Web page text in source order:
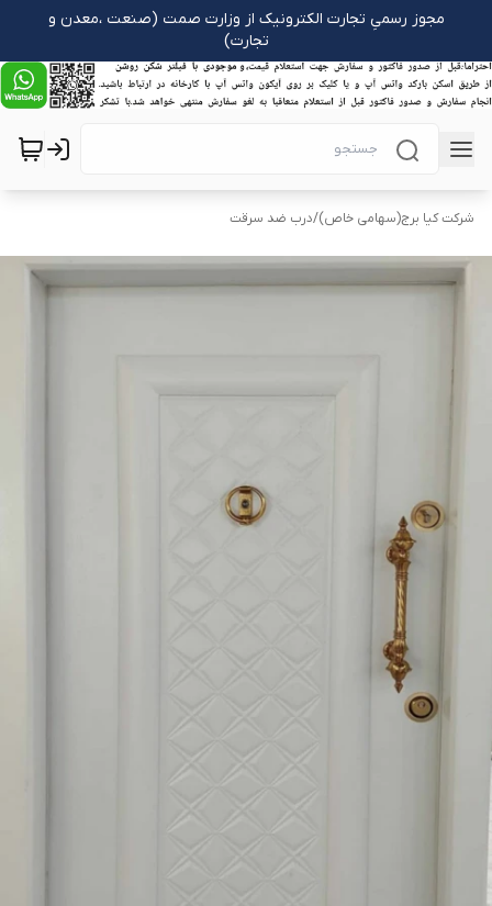
مجوز رسمیِ تجارت الکترونیک از وزارت صمت (صنعت ،معدن و
تجارت)
شرکت کیا برج(سهامی خاص)/درب ضد سرقت